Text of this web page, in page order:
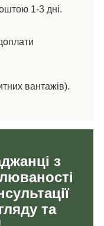
1-3 дні.
вантажів).
з
та